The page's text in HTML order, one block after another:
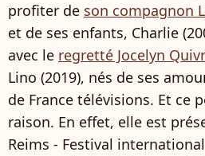
profiter de son compagnon
et de ses enfants, Charlie
avec le regretté Jocelyn
Lino (2019), nés de ses
de France télévisions. Et ce
raison. En effet, elle est
Reims - Festival